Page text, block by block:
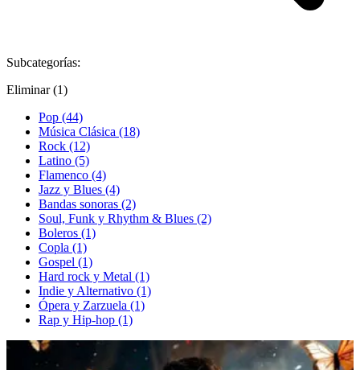
Subcategorías:
Eliminar (1)
Pop (44)
Música Clásica (18)
Rock (12)
Latino (5)
Flamenco (4)
Jazz y Blues (4)
Bandas sonoras (2)
Soul, Funk y Rhythm & Blues (2)
Boleros (1)
Copla (1)
Gospel (1)
Hard rock y Metal (1)
Indie y Alternativo (1)
Ópera y Zarzuela (1)
Rap y Hip-hop (1)